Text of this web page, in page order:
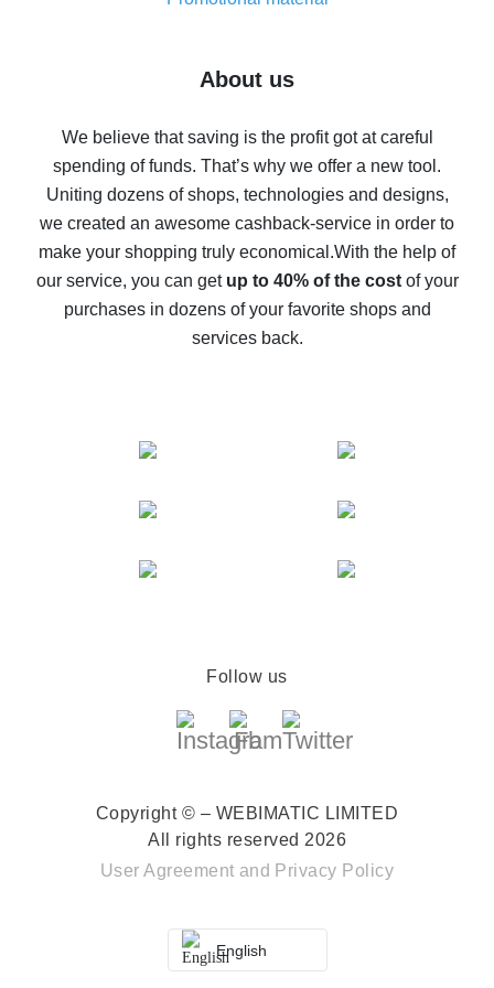
Five ways to get the most cash back on AliExpress
back
10% cash back on AliExpress - the impossible is
possible
The best cash back on AliExpress - how to find it
The best cash back service for AliExpress - let's
compare offers
About us
We believe that saving is the profit got at careful
spending of funds. That’s why we offer a new tool.
Uniting dozens of shops, technologies and designs,
we created an awesome cashback-service in order to
make your shopping truly economical.With the help of
our service, you can get up to 40% of the costof your
purchases in dozens of your favorite shops and
services back.
Follow us
Copyright © – WEBIMATIC LIMITED
All rights reserved 2026
User Agreement and Privacy Policy
English